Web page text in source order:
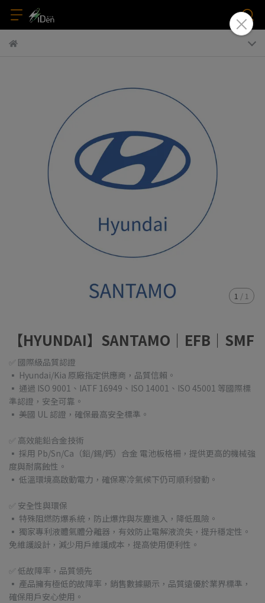
1 / 1
【HYUNDAI】SANTAMO｜EFB｜SMF
✅ 國際級品質認證
▪ Hyundai/Kia 原廠指定供應商，品質信賴。
▪ 通過 ISO 9001、IATF 16949、ISO 14001、ISO 45001 等國際標
準認證，安全可靠。
▪ 美國 UL 認證，確保最高安全標準。
✅ 高效能鉛合金技術
▪ 採用 Pb/Sn/Ca（鉛/錫/鈣）合金 電池板格柵，提供更高的機械強
度與耐腐蝕性。
▪ 低溫環境高啟動電力，確保寒冷氣候下仍可順利發動。
✅ 安全性與環保
▪ 特殊阻燃防爆系統，防止爆炸與灰塵進入，降低風險。
▪ 獨家專利液體氣體分離器，有效防止電解液流失，提升穩定性。
免維護設計，減少用戶維護成本，提高使用便利性。
✅ 低故障率，品質領先
▪ 產品擁有極低的故障率，銷售數據顯示，品質遠優於業界標準，
確保用戶安心使用。